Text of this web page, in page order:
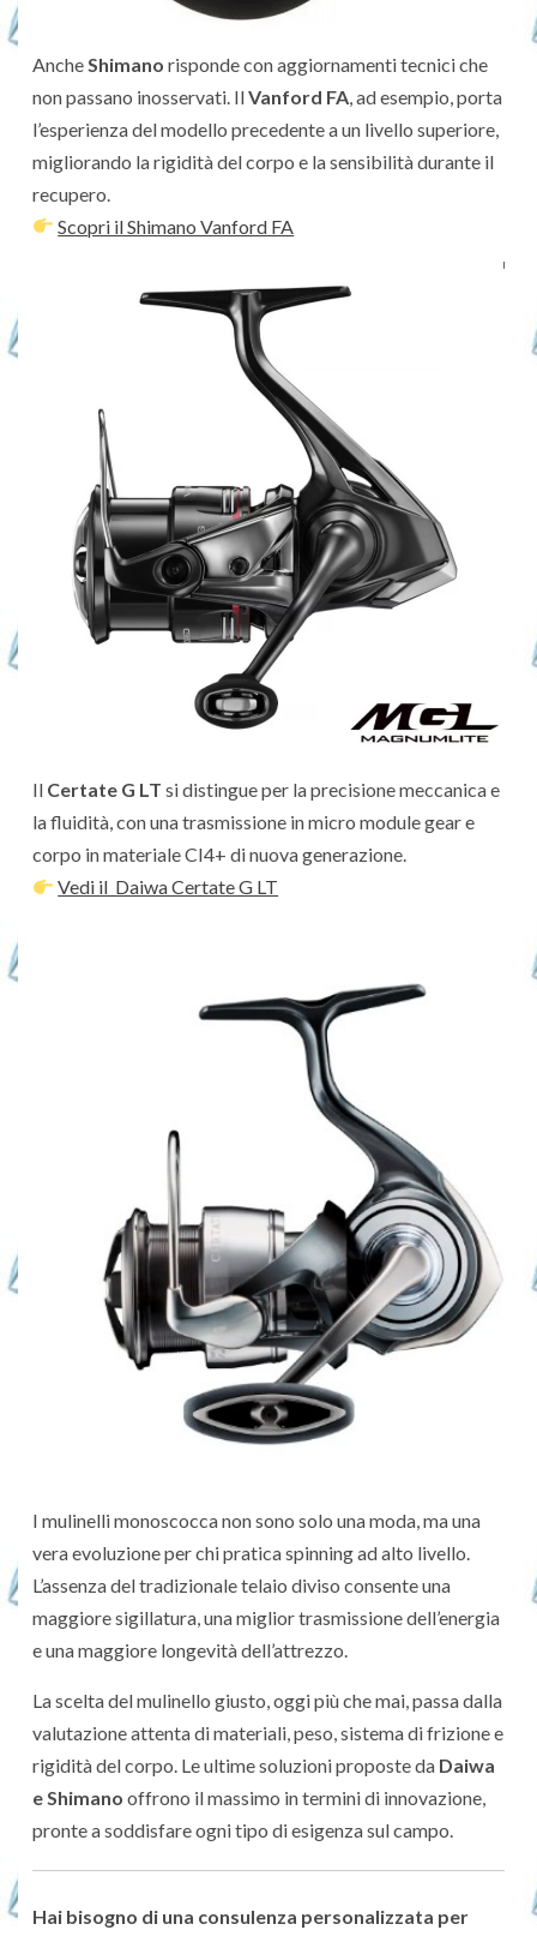
Anche Shimano risponde con aggiornamenti tecnici che
non passano inosservati. IlVanford FA , ad esempio, porta
l’esperienza del modello precedente a un livello superiore,
migliorando la rigidità del corpo e la sensibilità durante il
recupero.
Scopri il Shimano Vanford FA
Il Certate G LT si distingue per la precisione meccanica e
la fluidità, con una trasmissione in micro module gear e
corpo in materiale CI4+ di nuova generazione.
Vedi il Daiwa Certate G LT
I mulinelli monoscocca non sono solo una moda, ma una
vera evoluzione per chi pratica spinning ad alto livello.
L’assenza del tradizionale telaio diviso consente una
maggiore sigillatura, una miglior trasmissione dell’energia
e una maggiore longevità dell’attrezzo.
La scelta del mulinello giusto, oggi più che mai, passa dalla
valutazione attenta di materiali, peso, sistema di frizione e
rigidità del corpo. Le ultime soluzioni proposte da Daiwa
e Shimano offrono il massimo in termini di innovazione,
pronte a soddisfare ogni tipo di esigenza sul campo.
Hai bisogno di una consulenza personalizzata per